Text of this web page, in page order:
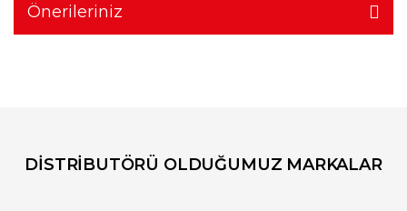
Önerileriniz
DİSTRİBUTÖRÜ OLDUĞUMUZ MARKALAR